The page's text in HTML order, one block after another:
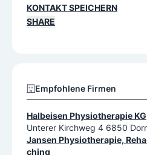
KONTAKT SPEICHERN
SHARE
Empfohlene Firmen
Halbeisen Physiotherapie KG
Unterer Kirchweg 4 6850
Jansen Physiotherapie,
ching